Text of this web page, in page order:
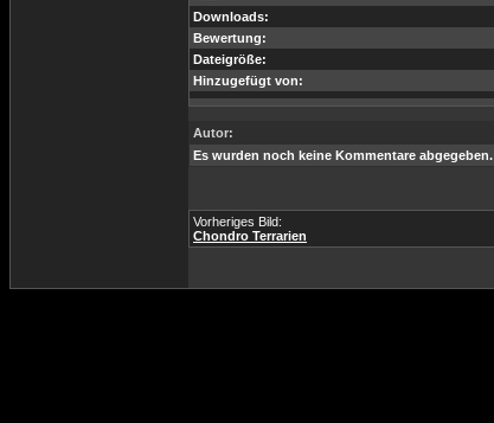
Downloads:
Bewertung:
Dateigröße:
Hinzugefügt von:
Autor:
Es wurden noch keine Kommentare abgegeben.
Vorheriges Bild:
Chondro Terrarien